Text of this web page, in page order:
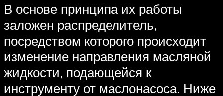
В основе принципа их работы
заложен распределитель,
посредством которого происходит
изменение направления масляной
жидкости, подающейся к
инструменту от маслонасоса. Ниже